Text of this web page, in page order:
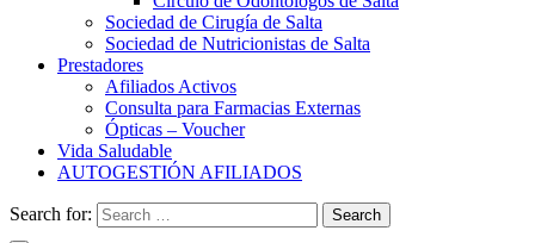
Sociedad de Cirugía de Salta
Sociedad de Nutricionistas de Salta
Prestadores
Afiliados Activos
Consulta para Farmacias Externas
Ópticas – Voucher
Vida Saludable
AUTOGESTIÓN AFILIADOS
Search for: Search